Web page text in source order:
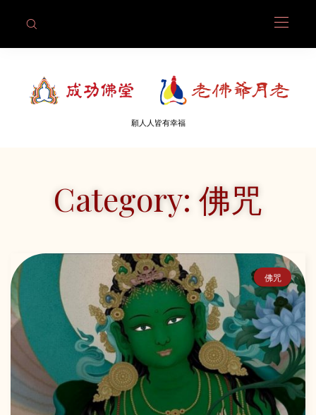
願人人皆有幸福
Category: 佛咒
佛咒